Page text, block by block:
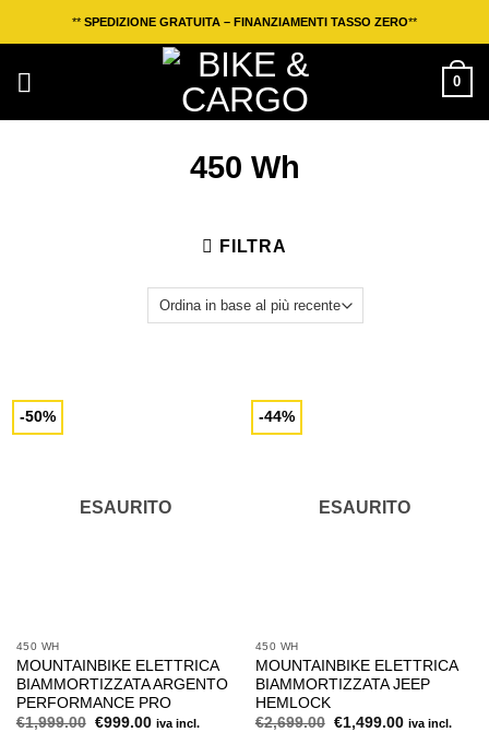
ai
** SPEDIZIONE GRATUITA – FINANZIAMENTI TASSO ZERO**
0
450 Wh
FILTRA
-50%
ESAURITO
450 WH
MOUNTAINBIKE ELETTRICA
BIAMMORTIZZATA ARGENTO
PERFORMANCE PRO
€1,999.00 Il
€999.00Iliva incl.
-44%
ESAURITO
450 WH
MOUNTAINBIKE ELETTRICA
BIAMMORTIZZATA JEEP
HEMLOCK
€2,699.00 Il
€1,499.00Iliva incl.